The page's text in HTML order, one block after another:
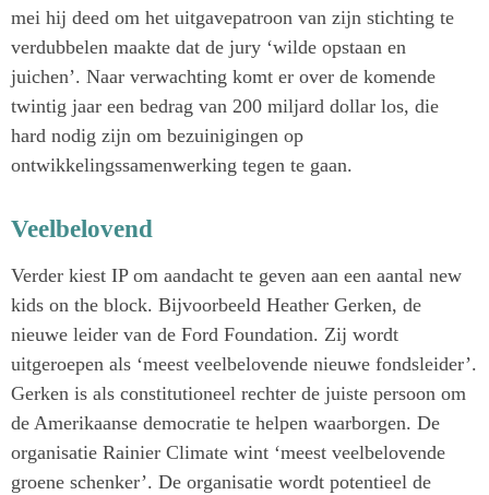
mei hij deed om het uitgavepatroon van zijn stichting te
verdubbelen maakte dat de jury ‘wilde opstaan en
juichen’. Naar verwachting komt er over de komende
twintig jaar een bedrag van 200 miljard dollar los, die
hard nodig zijn om bezuinigingen op
ontwikkelingssamenwerking tegen te gaan.
Veelbelovend
Verder kiest IP om aandacht te geven aan een aantal new
kids on the block. Bijvoorbeeld Heather Gerken, de
nieuwe leider van de Ford Foundation. Zij wordt
uitgeroepen als ‘meest veelbelovende nieuwe fondsleider’.
Gerken is als constitutioneel rechter de juiste persoon om
de Amerikaanse democratie te helpen waarborgen. De
organisatie Rainier Climate wint ‘meest veelbelovende
groene schenker’. De organisatie wordt potentieel de